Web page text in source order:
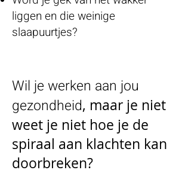
liggen en die weinige
slaapuurtjes?
Wil je werken aan jou
gezondheid, maar je niet
weet je niet hoe je de
spiraal aan klachten kan
doorbreken?